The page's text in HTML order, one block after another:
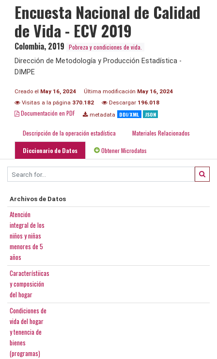
Encuesta Nacional de Calidad
de Vida - ECV 2019
Colombia, 2019 Pobreza y condiciones de vida.
Dirección de Metodología y Producción Estadística -
DIMPE
Creado el May 16, 2024 Última modificación May 16, 2024
Visitas a la página 370.182 Descargar 196.018
Documentación en PDF metadata DDI/XML JSON
Descripción de la operación estadística Materiales Relacionados
Diccionario de Datos Obtener Microdatos
Archivos de Datos
Atención
integral de los
niños y niñas
menores de 5
años
Característiicas
y composición
del hogar
Condiciones de
vida del hogar
y tenencia de
bienes
(programas)